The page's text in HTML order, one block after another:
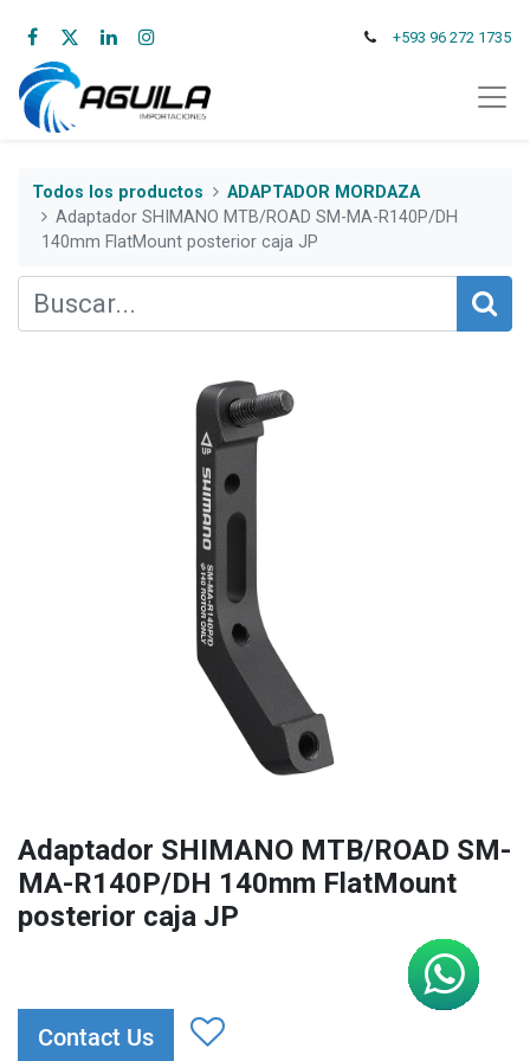
+593 96 272 1735
Todos los productos
ADAPTADOR MORDAZA
Adaptador SHIMANO MTB/ROAD SM-MA-R140P/DH
140mm FlatMount posterior caja JP
Adaptador SHIMANO MTB/ROAD SM-
MA-R140P/DH 140mm FlatMount
posterior caja JP
Contact Us